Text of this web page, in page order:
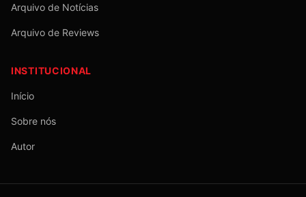
Arquivo de Notícias
Arquivo de Reviews
INSTITUCIONAL
Início
Sobre nós
Autor